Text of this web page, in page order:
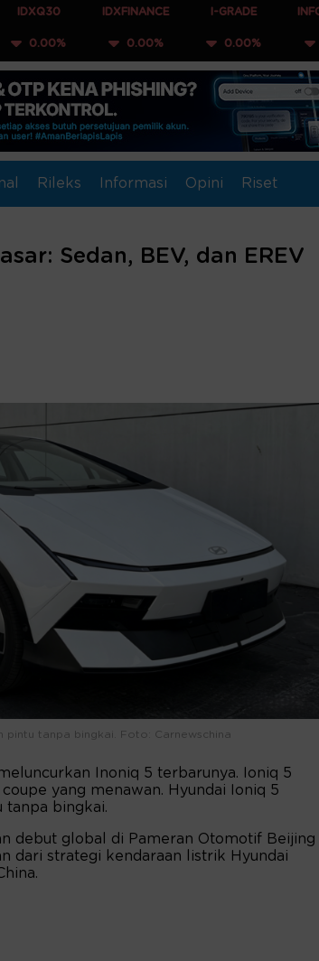
IDXFINANCE
0.00%
I-GRADE
0.00%
INFOBANK15
0.00%
Rileks Informasi Opini Riset
Sedan, BEV, dan EREV
pintu tanpa bingkai. Foto: Carnewschina
Inoniq 5 terbarunya. Ioniq 5
yang menawan. Hyundai Ioniq 5
tanpa bingkai.
debut global di Pameran Otomotif Beijing
dari strategi kendaraan listrik Hyundai